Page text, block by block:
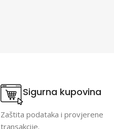
Sigurna kupovina
Zaštita podataka i provjerene
transakcije.